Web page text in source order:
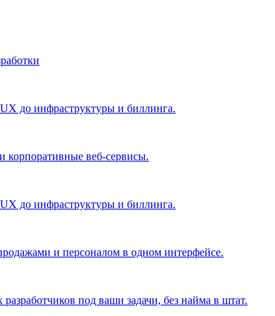
до инфраструктуры и биллинга.
корпоративные веб-сервисы.
до инфраструктуры и биллинга.
и персоналом в одном интерфейсе.
под ваши задачи, без найма в штат.